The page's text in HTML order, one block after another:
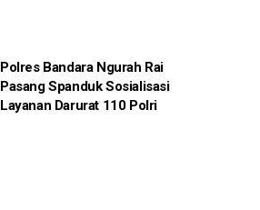
Polres Bandara Ngurah Rai
Pasang Spanduk Sosialisasi
Layanan Darurat 110 Polri